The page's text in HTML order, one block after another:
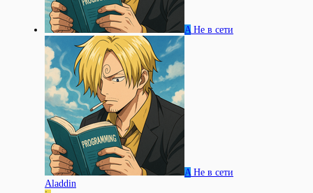
A Не в сети
A Не в сети
Aladdin